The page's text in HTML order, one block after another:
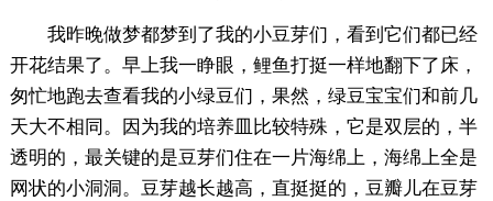
我昨晚做梦都梦到了我的小豆芽们，看到它们都已经
开花结果了。早上我一睁眼，鲤鱼打挺一样地翻下了床，
匆忙地跑去查看我的小绿豆们，果然，绿豆宝宝们和前几
天大不相同。因为我的培养皿比较特殊，它是双层的，半
透明的，最关键的是豆芽们住在一片海绵上，海绵上全是
网状的小洞洞。豆芽越长越高，直挺挺的，豆瓣儿在豆芽